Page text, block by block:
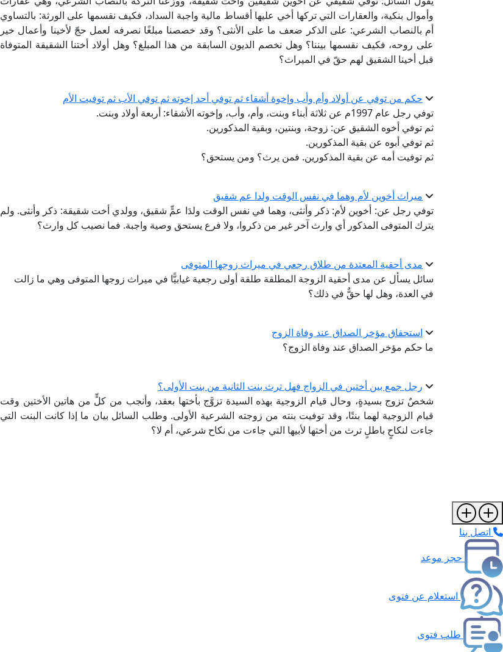
وأموال بنكية، والعقارات التي تركها أخي عليها أقساط مالية واجبة السداد، فكيف نقسمها على الورثة: بالتساوي
أم بالنصاب الشرعي: على الذكر ضعف ما على الأنثى؟ وقد خصصنا مبلغًا نصرفه لعمل حجّ لأخينا وأعمال خير
على روحه، فكيف نقسمها بيننا؟ وهل نخصم الديون السابقة من هذا المبلغ؟ وهل أولاد أختنا الشقيقة المتوفاة
قبل أخينا الشقيق لهم حقّ في الميراث؟
حكم من توفي عن أولاد وأم وأب وإخوة أشقاء ثم توفي أحد إخوته ثم توفي الأب ثم توفيت الأم
توفي رجل عام 1997م عن ثلاثة أبناء وبنت، وأم، وأب، وإخوته الأشقاء: أربعة أولاد وبنت.
ثم توفي أخوه الشقيق عن: زوجة، وبنتين، وبقية المذكورين.
ثم توفي أبوه عن بقية المذكورين.
ثم توفيت أمه عن بقية المذكورين. فمن يرث؟ ومن يستحق؟
ميراث أخوين لأم وهما في نفس الوقت ولدا عم شقيق
توفي رجل عن: أخوين لأم: ذكر وأنثى، وهما في نفس الوقت ولدَا عمٍّ شقيق، وولدي أخت شقيقة: ذكر وأنثى. ولم
يترك المتوفى المذكور أي وارث آخر غير من ذكروا، ولا فرع يستحق وصية واجبة. فما نصيب كل وارث؟
مدى أحقية المعتدة من طلاق رجعي في ميراث زوجها المتوفى
سائل يسأل عن مدى أحقية الزوجة المطلقة طلقة أولى رجعية غيابيًّا في ميراث زوجها المتوفى وهي ما زالت
في العدة، وهل لها حقٌّ في ذلك؟
استحقاق مؤخر الصداق عند وفاة الزوج
ما حكم مؤخر الصداق عند وفاة الزوج؟
رجل جمع بين أختين في الزواج فهل ترث بنت الثانية من بنت الأولى؟
شخصٌ تزوج بسيدةٍ، وحال قيام الزوجية بهذه السيدة تزوَّج بأختها بعقد، وأنجب من كلٍّ من هاتين الأختين وقت
قيام الزوجية لهما بنتًا، وقد توفيت بنته من زوجته الشرعية الأولى. وطلب السائل بيان ما إذا كانت البنت التي
جاءت لنكاحٍ باطلٍ ترث من أختها لأبيها التي جاءت من نكاح شرعي، أم لا؟
اتصل بنا
حجز موعد
استعلام عن فتوى
طلب فتوى